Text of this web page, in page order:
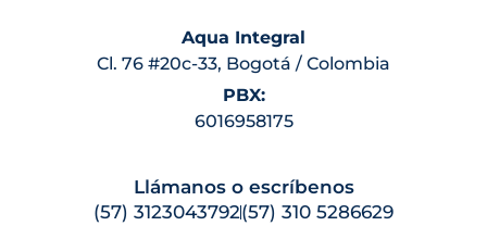
Aqua Integral
Cl. 76 #20c-33, Bogotá / Colombia
PBX:
6016958175
Llámanos o escríbenos
(57) 3123043792(57) 310 5286629